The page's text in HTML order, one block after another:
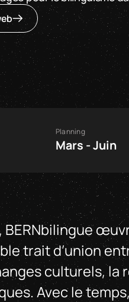
Planning
Mars - Juin
BERNbilingue
trait d’union
culturels,
Avec le